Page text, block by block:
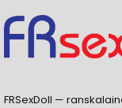
FRSexDoll —